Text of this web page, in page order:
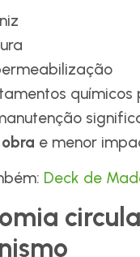
químicos
e menor
Deck de